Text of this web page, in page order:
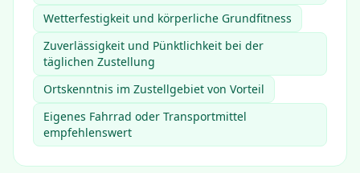
Wetterfestigkeit und körperliche Grundfitness
Zuverlässigkeit und Pünktlichkeit bei der
täglichen Zustellung
Ortskenntnis im Zustellgebiet von Vorteil
Eigenes Fahrrad oder Transportmittel
empfehlenswert